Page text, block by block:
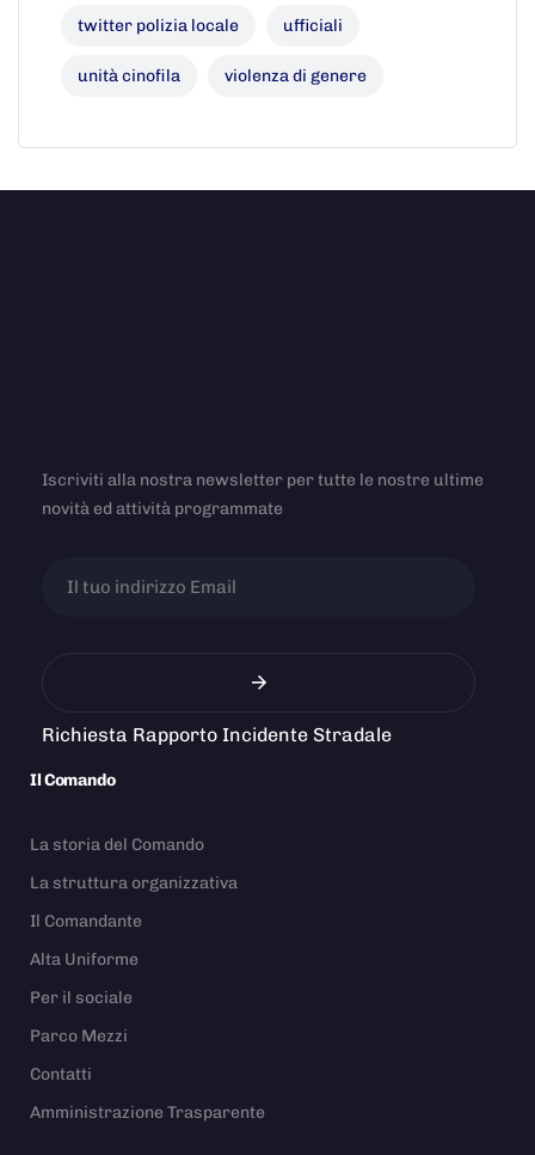
twitter polizia locale ufficiali
unità cinofila violenza di genere
Iscriviti alla nostra newsletter per tutte le nostre ultime
novità ed attività programmate
Richiesta Rapporto Incidente Stradale
Il Comando
La storia del Comando
La struttura organizzativa
Il Comandante
Alta Uniforme
Per il sociale
Parco Mezzi
Contatti
Amministrazione Trasparente